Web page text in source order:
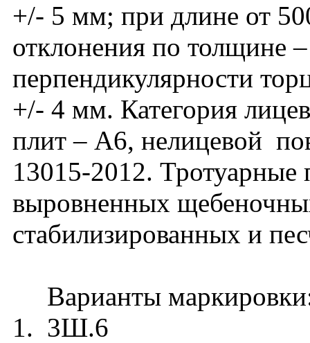
+/- 5 мм; при длине от
отклонения по толщине
перпендикулярности
+/- 4 мм. Категория
плит – А6, нелицевой
13015-2012.
выровненных
стабилизированных и
Варианты
1. 3Ш.6